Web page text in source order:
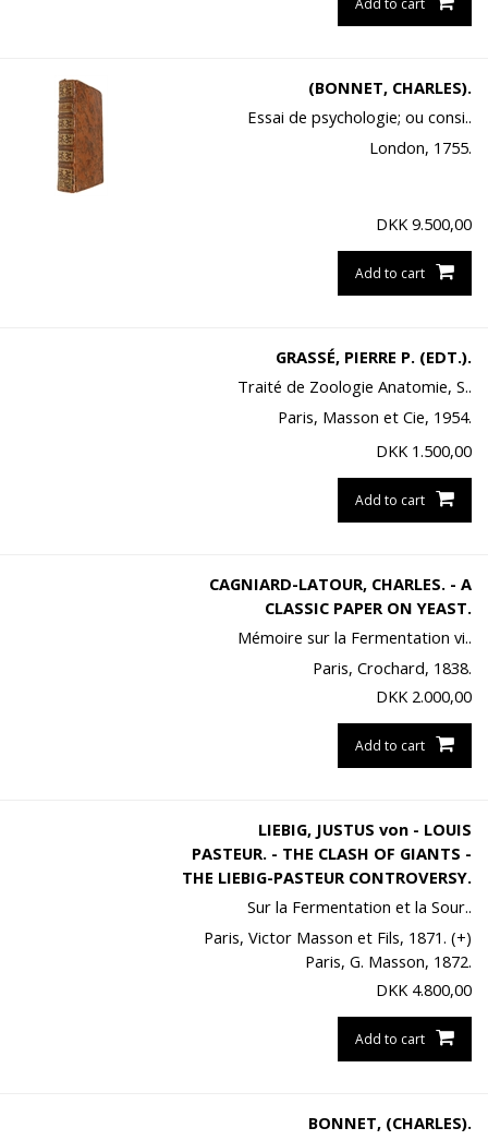
Add to cart
(BONNET, CHARLES).
Essai de psychologie; ou consi..
London, 1755.
DKK 9.500,00
Add to cart
GRASSÉ, PIERRE P. (EDT.).
Traité de Zoologie Anatomie, S..
Paris, Masson et Cie, 1954.
DKK 1.500,00
Add to cart
CAGNIARD-LATOUR, CHARLES. - A
CLASSIC PAPER ON YEAST.
Mémoire sur la Fermentation vi..
Paris, Crochard, 1838.
DKK 2.000,00
Add to cart
LIEBIG, JUSTUS von - LOUIS
PASTEUR. - THE CLASH OF GIANTS -
THE LIEBIG-PASTEUR CONTROVERSY.
Sur la Fermentation et la Sour..
Paris, Victor Masson et Fils, 1871. (+)
Paris, G. Masson, 1872.
DKK 4.800,00
Add to cart
BONNET, (CHARLES).